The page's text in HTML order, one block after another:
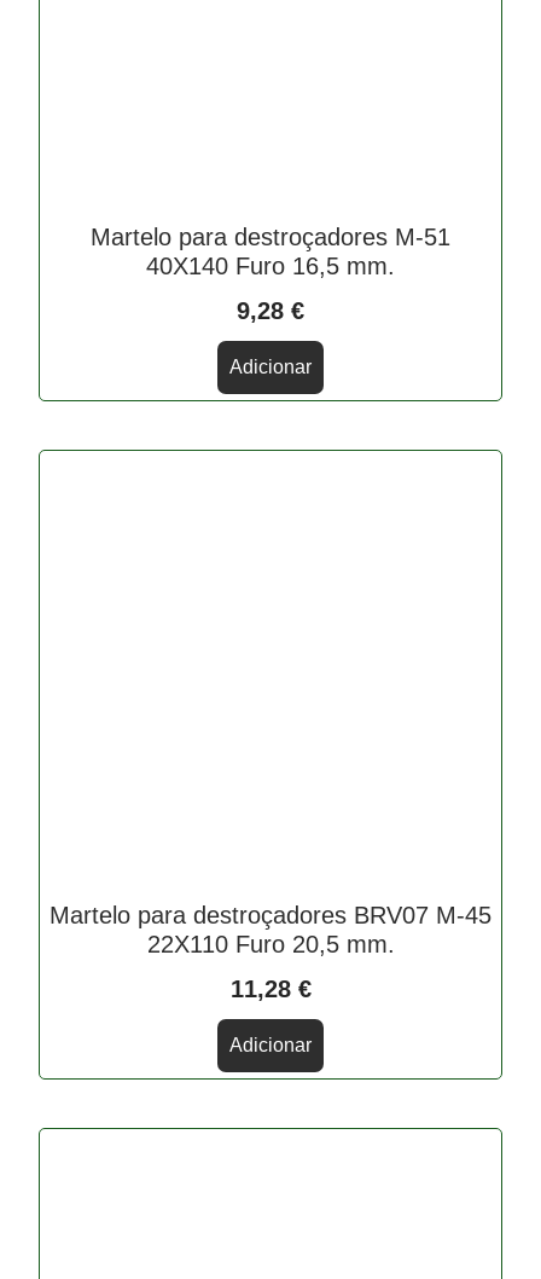
Martelo para destroçadores M-51
40X140 Furo 16,5 mm.
9,28 €
Adicionar
Martelo para destroçadores BRV07 M-45
22X110 Furo 20,5 mm.
11,28 €
Adicionar